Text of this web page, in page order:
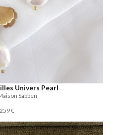
Univers Pearl
Sabben
259 €